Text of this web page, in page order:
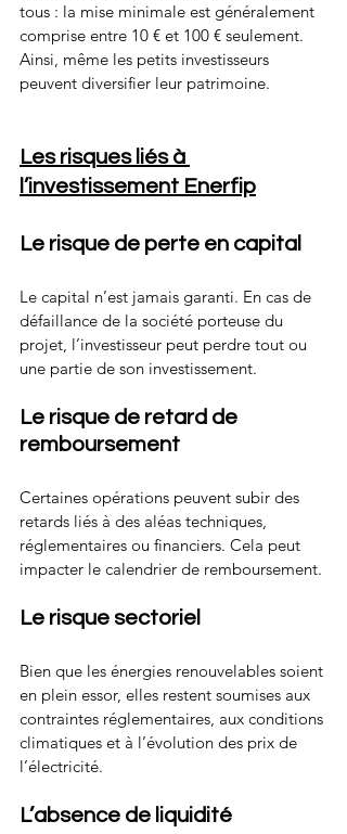
tous : la mise minimale est généralement
comprise entre 10 € et 100 € seulement.
Ainsi, même les petits investisseurs
peuvent diversifier leur patrimoine.
Les risques liés à
l’investissement Enerfip
Le risque de perte en capital
Le capital n’est jamais garanti. En cas de
défaillance de la société porteuse du
projet, l’investisseur peut perdre tout ou
une partie de son investissement.
Le risque de retard de
remboursement
Certaines opérations peuvent subir des
retards liés à des aléas techniques,
réglementaires ou financiers. Cela peut
impacter le calendrier de remboursement.
Le risque sectoriel
Bien que les énergies renouvelables soient
en plein essor, elles restent soumises aux
contraintes réglementaires, aux conditions
climatiques et à l’évolution des prix de
l’électricité.
L’absence de liquidité